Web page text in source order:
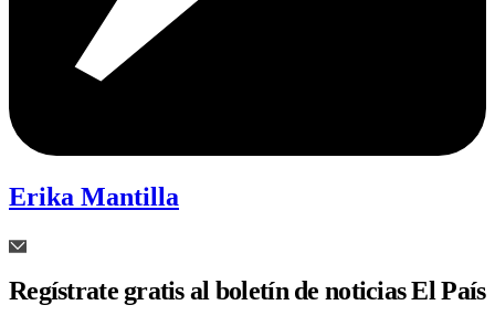
Erika Mantilla
Regístrate gratis al boletín de noticias El País